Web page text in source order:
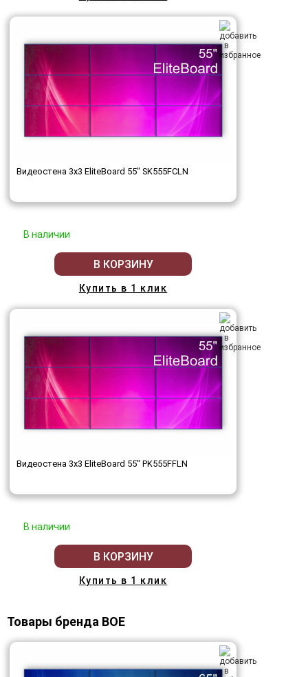
Видеостена 3x3 EliteBoard 55" SK555FCLN
В наличии
В КОРЗИНУ
Купить в 1 клик
Видеостена 3x3 EliteBoard 55" PK555FFLN
В наличии
В КОРЗИНУ
Купить в 1 клик
Товары бренда BOE